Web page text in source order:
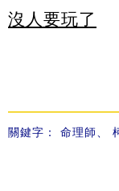
沒人要玩了
關鍵字： 命理師